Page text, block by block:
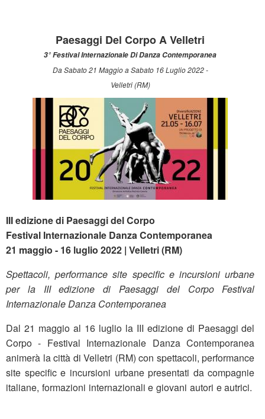
Paesaggi Del Corpo A Velletri
3° Festival Internazionale Di Danza Contemporanea
Da Sabato 21 Maggio a Sabato 16 Luglio 2022 -
Velletri (RM)
III edizione di Paesaggi del Corpo
Festival Internazionale Danza Contemporanea
21 maggio - 16 luglio 2022 | Velletri (RM)
Spettacoli, performance site specific e incursioni urbane
per la III edizione di Paesaggi del Corpo Festival
Internazionale Danza Contemporanea
Dal 21 maggio al 16 luglio la III edizione di Paesaggi del
Corpo - Festival Internazionale Danza Contemporanea
animerà la città di Velletri (RM) con spettacoli, performance
site specific e incursioni urbane presentati da compagnie
italiane, formazioni internazionali e giovani autori e autrici.